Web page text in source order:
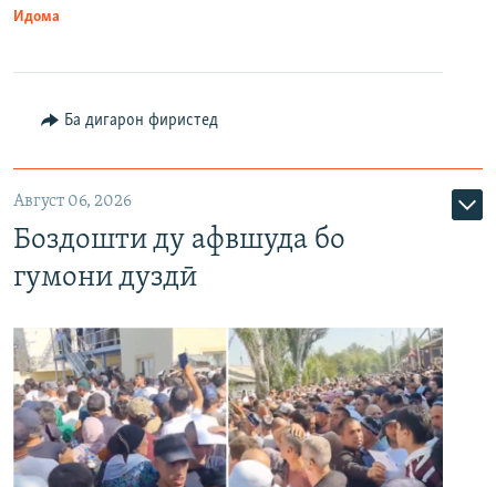
Идома
Ба дигарон фиристед
Август 06, 2026
Боздошти ду афвшуда бо
гумони дуздӣ